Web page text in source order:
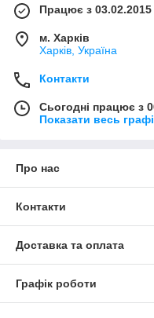
Працює з 03.02.2015
м. Харків
Харків, Україна
Контакти
Сьогодні працює з
Показати весь
Про нас
Контакти
Доставка та оплата
Графік роботи